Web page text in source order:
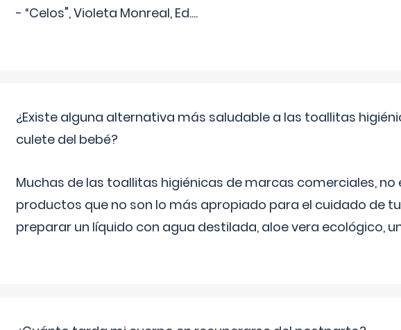
- “Celos", Violeta Monreal, Ed....
¿Existe alguna alternativa más saludable a las toallitas
culete del bebé?
Muchas de las toallitas higiénicas de marcas comerciales, no
productos que no son lo más apropiado para el cuidado de
preparar un líquido con agua destilada, aloe vera ecológico,